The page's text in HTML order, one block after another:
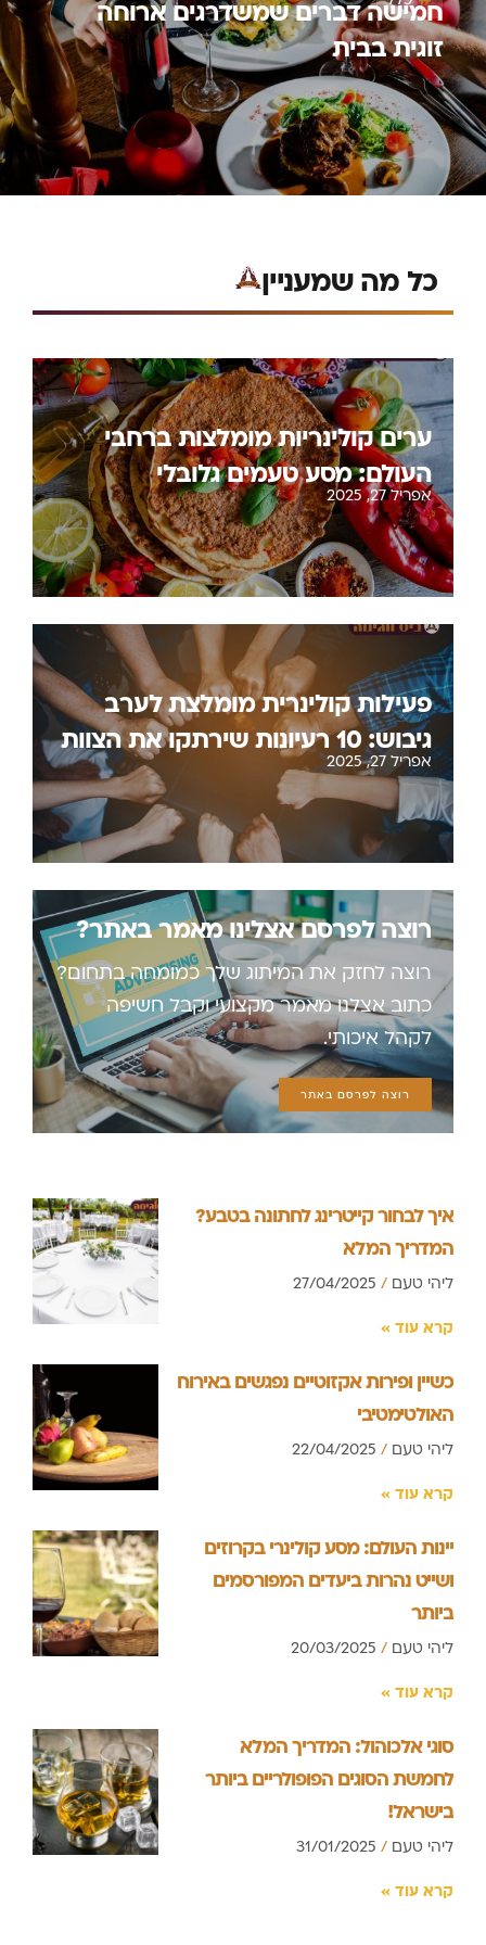
חמישה דברים שמשדרגים ארוחה
זוגית בבית
כל מה שמעניין
ערים קולינריות מומלצות ברחבי
העולם: מסע טעמים גלובלי
אפריל 27, 2025
פעילות קולינרית מומלצת לערב
גיבוש: 10 רעיונות שירתקו את הצוות
אפריל 27, 2025
רוצה לפרסם אצלינו מאמר באתר?
רוצה לחזק את המיתוג שלך כמומחה בתחום?
כתוב אצלנו מאמר מקצועי וקבל חשיפה
לקהל איכותי.
רוצה לפרסם באתר
איך לבחור קייטרינג לחתונה בטבע?
המדריך המלא
ליהי טעם
קרא עוד »
כשיין ופירות אקזוטיים נפגשים באירוח
האולטימטיבי
ליהי טעם
קרא עוד »
יינות העולם: מסע קולינרי בקרוזים
ושייט נהרות ביעדים המפורסמים
ביותר
ליהי טעם
קרא עוד »
סוגי אלכוהול: המדריך המלא
לחמשת הסוגים הפופולריים ביותר
בישראל!
ליהי טעם
קרא עוד »